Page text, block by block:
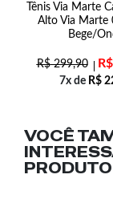
Tênis Via Marte
Alto Via Marte
Bege/
R$299,90 R$
7x de R$
VOCÊ